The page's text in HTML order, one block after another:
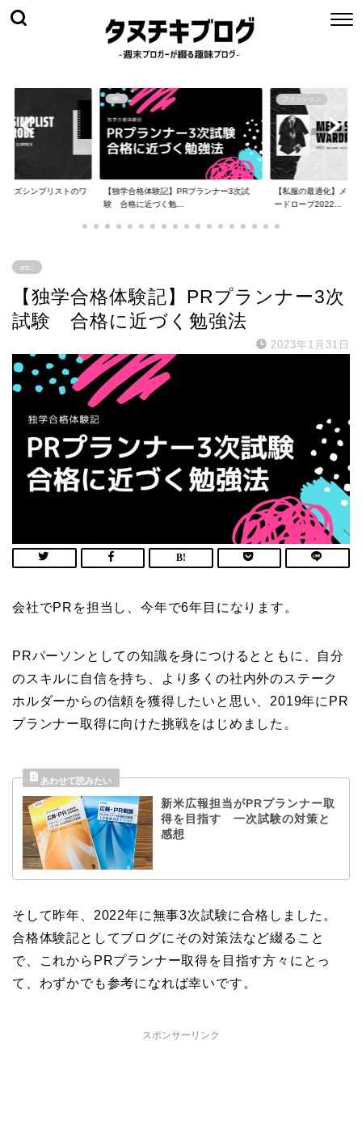
ンズシンプリストのワ
etc.
【独学合格体験記】PRプランナー3次試
験 合格に近づく勉...
ファッション
【私服の最適化】メン
ードローブ2022...
etc.
【独学合格体験記】PRプランナー3次
試験 合格に近づく勉強法
2023年1月31日
会社でPRを担当し、今年で6年目になります。
PRパーソンとしての知識を身につけるとともに、自分
のスキルに自信を持ち、より多くの社内外のステーク
ホルダーからの信頼を獲得したいと思い、2019年にPR
プランナー取得に向けた挑戦をはじめました。
新米広報担当がPRプランナー取
得を目指す 一次試験の対策と
感想
そして昨年、2022年に無事3次試験に合格しました。
合格体験記としてブログにその対策法など綴ること
で、これからPRプランナー取得を目指す方々にとっ
て、わずかでも参考になれば幸いです。
スポンサーリンク